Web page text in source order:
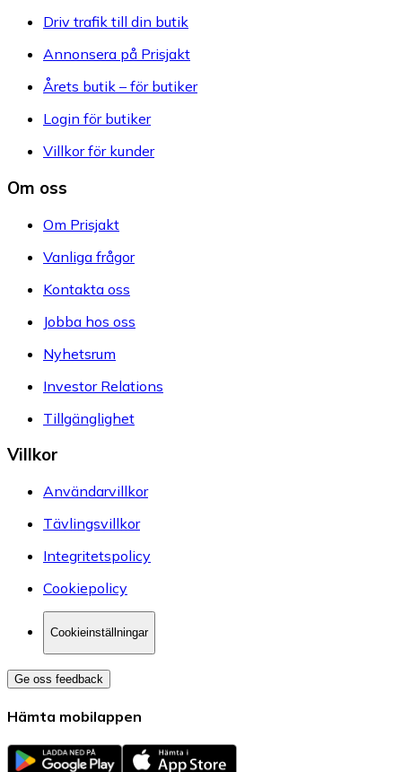
Driv trafik till din butik
Annonsera på Prisjakt
Årets butik – för butiker
Login för butiker
Villkor för kunder
Om oss
Om Prisjakt
Vanliga frågor
Kontakta oss
Jobba hos oss
Nyhetsrum
Investor Relations
Tillgänglighet
Villkor
Användarvillkor
Tävlingsvillkor
Integritetspolicy
Cookiepolicy
Cookieinställningar
Ge oss feedback
Hämta mobilappen